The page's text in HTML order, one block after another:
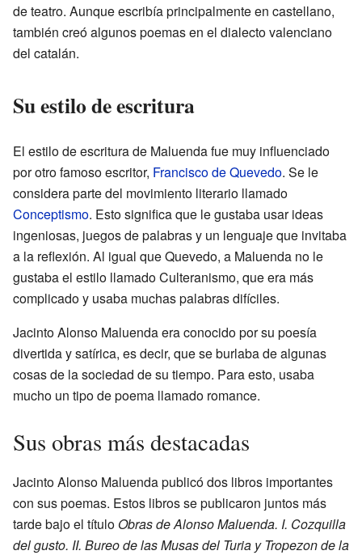
de teatro. Aunque escribía principalmente en castellano,
también creó algunos poemas en el dialecto valenciano
del catalán.
Su estilo de escritura
El estilo de escritura de Maluenda fue muy influenciado
por otro famoso escritor, Francisco de Quevedo. Se le
considera parte del movimiento literario llamado
Conceptismo. Esto significa que le gustaba usar ideas
ingeniosas, juegos de palabras y un lenguaje que invitaba
a la reflexión. Al igual que Quevedo, a Maluenda no le
gustaba el estilo llamado Culteranismo, que era más
complicado y usaba muchas palabras difíciles.
Jacinto Alonso Maluenda era conocido por su poesía
divertida y satírica, es decir, que se burlaba de algunas
cosas de la sociedad de su tiempo. Para esto, usaba
mucho un tipo de poema llamado romance.
Sus obras más destacadas
Jacinto Alonso Maluenda publicó dos libros importantes
con sus poemas. Estos libros se publicaron juntos más
tarde bajo el título Obras de Alonso Maluenda. I. Cozquilla
del gusto. II. Bureo de las Musas del Turia y Tropezon de la